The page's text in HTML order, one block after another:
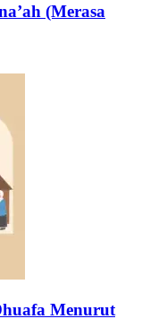
(Merasa
Menurut